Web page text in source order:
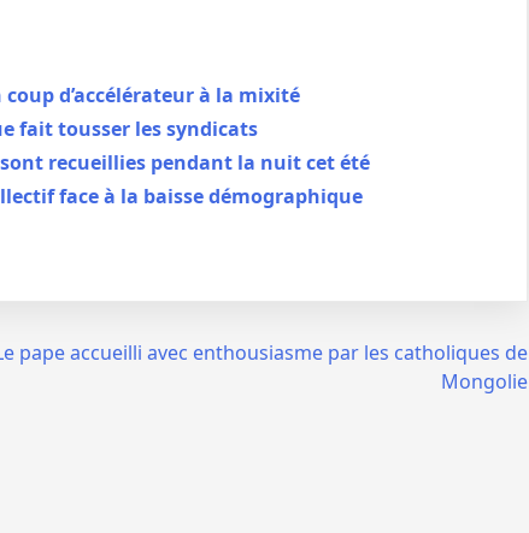
d’accélérateur à la mixité
fait tousser les syndicats
recueillies pendant la nuit cet été
face à la baisse démographique
pape accueilli avec enthousiasme par les catholiques de
Mongolie